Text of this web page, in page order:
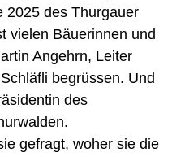
2025 des Thurgauer
vielen Bäuerinnen und
Angehrn, Leiter
begrüssen. Und
des
gefragt, woher sie die